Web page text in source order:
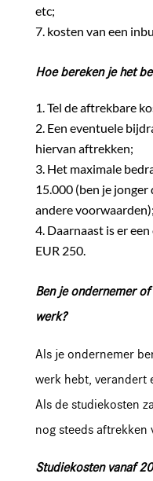
etc;
kosten van een
Hoe bereken je het
Tel de aftrekbare
Een eventuele
hiervan aftrekken;
Het maximale
15.000 (ben je jonger
andere voorwaarden);
Daarnaast is er
EUR 250.
Ben je ondernemer
werk?
Als je ondernemer
werk hebt, verandert
Als de studiekosten
nog steeds aftrekken
Studiekosten vanaf